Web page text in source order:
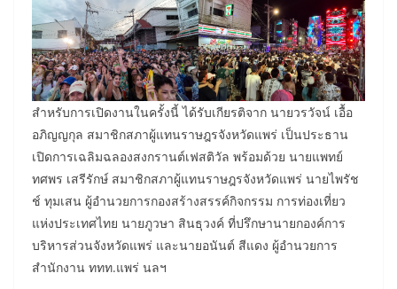
สำหรับการเปิดงานในครั้งนี้ ได้รับเกียรติจาก นายวรวัจน์ เอื้อ
อภิญญกุล สมาชิกสภาผู้แทนราษฎรจังหวัดแพร่ เป็นประธาน
เปิดการเฉลิมฉลองสงกรานต์เฟสติวัล พร้อมด้วย นายแพทย์
ทศพร เสรีรักษ์ สมาชิกสภาผู้แทนราษฎรจังหวัดแพร่ นายไพรัช
ช์ ทุมเสน ผู้อำนวยการกองสร้างสรรค์กิจกรรม การท่องเที่ยว
แห่งประเทศไทย นายภูวษา สินธุวงค์ ที่ปรึกษานายกองค์การ
บริหารส่วนจังหวัดแพร่ และนายอนันต์ สีแดง ผู้อำนวยการ
สำนักงาน ททท.แพร่ นลฯ